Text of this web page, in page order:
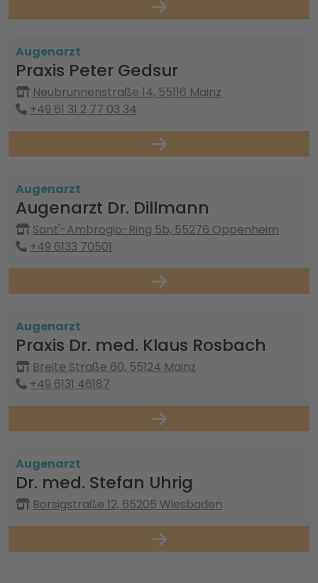
Augenarzt
Praxis Peter Gedsur
Neubrunnenstraße 14, 55116 Mainz
+49 61 31 2 77 03 34
Augenarzt
Augenarzt Dr. Dillmann
Sant'-Ambrogio-Ring 5b, 55276 Oppenheim
+49 6133 70501
Augenarzt
Praxis Dr. med. Klaus Rosbach
Breite Straße 60, 55124 Mainz
+49 6131 46187
Augenarzt
Dr. med. Stefan Uhrig
Borsigstraße 12, 65205 Wiesbaden